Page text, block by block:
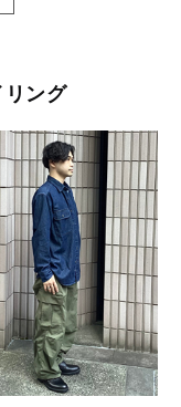
リング